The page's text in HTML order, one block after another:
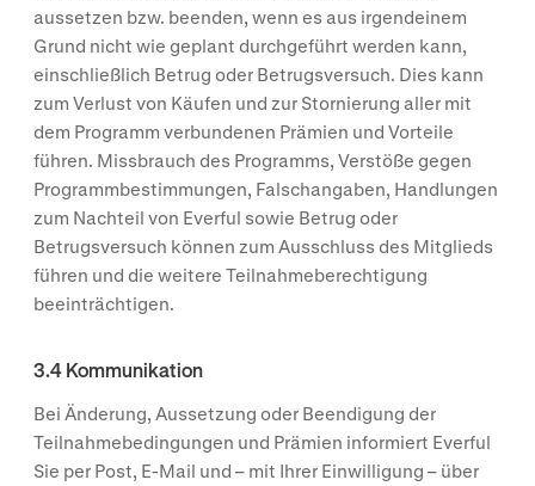
aussetzen bzw. beenden, wenn es aus irgendeinem
Grund nicht wie geplant durchgeführt werden kann,
einschließlich Betrug oder Betrugsversuch. Dies kann
zum Verlust von Käufen und zur Stornierung aller mit
dem Programm verbundenen Prämien und Vorteile
führen. Missbrauch des Programms, Verstöße gegen
Programmbestimmungen, Falschangaben, Handlungen
zum Nachteil von Everful sowie Betrug oder
Betrugsversuch können zum Ausschluss des Mitglieds
führen und die weitere Teilnahmeberechtigung
beeinträchtigen.
3.4 Kommunikation
Bei Änderung, Aussetzung oder Beendigung der
Teilnahmebedingungen und Prämien informiert Everful
Sie per Post, E-Mail und – mit Ihrer Einwilligung – über